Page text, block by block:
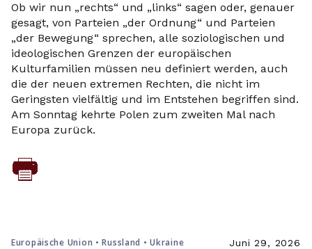
Ob wir nun „rechts“ und „links“ sagen oder, genauer
gesagt, von Parteien „der Ordnung“ und Parteien
„der Bewegung“ sprechen, alle soziologischen und
ideologischen Grenzen der europäischen
Kulturfamilien müssen neu definiert werden, auch
die der neuen extremen Rechten, die nicht im
Geringsten vielfältig und im Entstehen begriffen sind.
Am Sonntag kehrte Polen zum zweiten Mal nach
Europa zurück.
Europäische Union • Russland • Ukraine Juni 29, 2026